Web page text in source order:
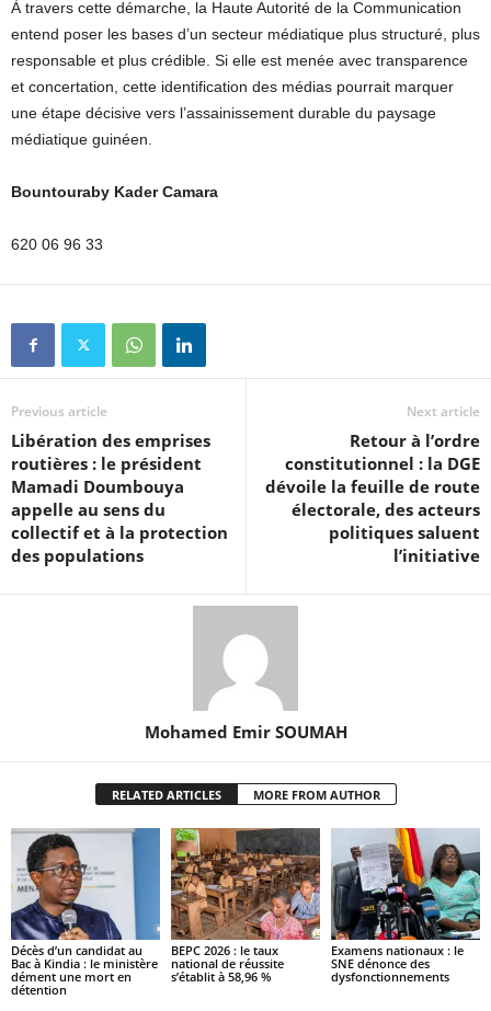
À travers cette démarche, la Haute Autorité de la Communication
entend poser les bases d’un secteur médiatique plus structuré, plus
responsable et plus crédible. Si elle est menée avec transparence
et concertation, cette identification des médias pourrait marquer
une étape décisive vers l’assainissement durable du paysage
médiatique guinéen.
Bountouraby Kader Camara
620 06 96 33
Previous article
Libération des emprises
routières : le président
Mamadi Doumbouya
appelle au sens du
collectif et à la protection
des populations
Next article
Retour à l’ordre
constitutionnel : la DGE
dévoile la feuille de route
électorale, des acteurs
politiques saluent
l’initiative
Mohamed Emir SOUMAH
RELATED ARTICLES MORE FROM AUTHOR
Décès d’un candidat au
Bac à Kindia : le ministère
dément une mort en
détention
BEPC 2026 : le taux
national de réussite
s’établit à 58,96 %
Examens nationaux : le
SNE dénonce des
dysfonctionnements